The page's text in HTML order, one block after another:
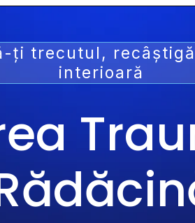
ți trecutul,
interioară